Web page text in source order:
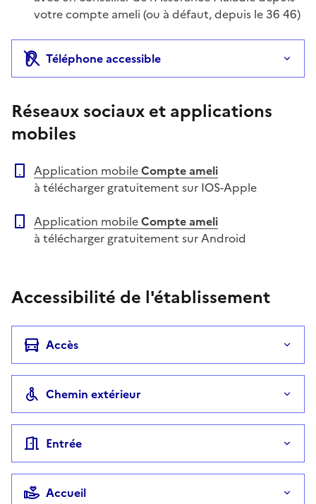
votre compte ameli (ou à défaut, depuis le 36 46)
Téléphone accessible
Réseaux sociaux et applications
mobiles
Application mobileCompte ameli
à télécharger gratuitement sur IOS-Apple
Application mobileCompte ameli
à télécharger gratuitement sur Android
Accessibilité de l'établissement
Accès
Chemin extérieur
Entrée
Accueil